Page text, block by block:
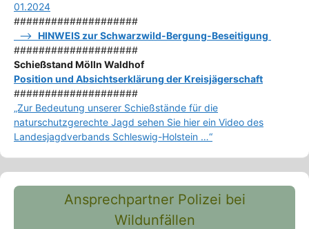
01.2024
####################
–> HINWEIS zur Schwarzwild-Bergung-Beseitigung
####################
Schießstand Mölln Waldhof
Position und Absichtserklärung der Kreisjägerschaft
####################
„Zur Bedeutung unserer Schießstände für die
naturschutzgerechte Jagd sehen Sie hier ein Video des
Landesjagdverbands Schleswig-Holstein …“
Ansprechpartner Polizei bei
Wildunfällen